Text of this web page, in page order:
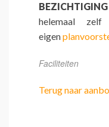
BEZICHTIGING
helemaal
eigen
Faciliteiten
Terug naar